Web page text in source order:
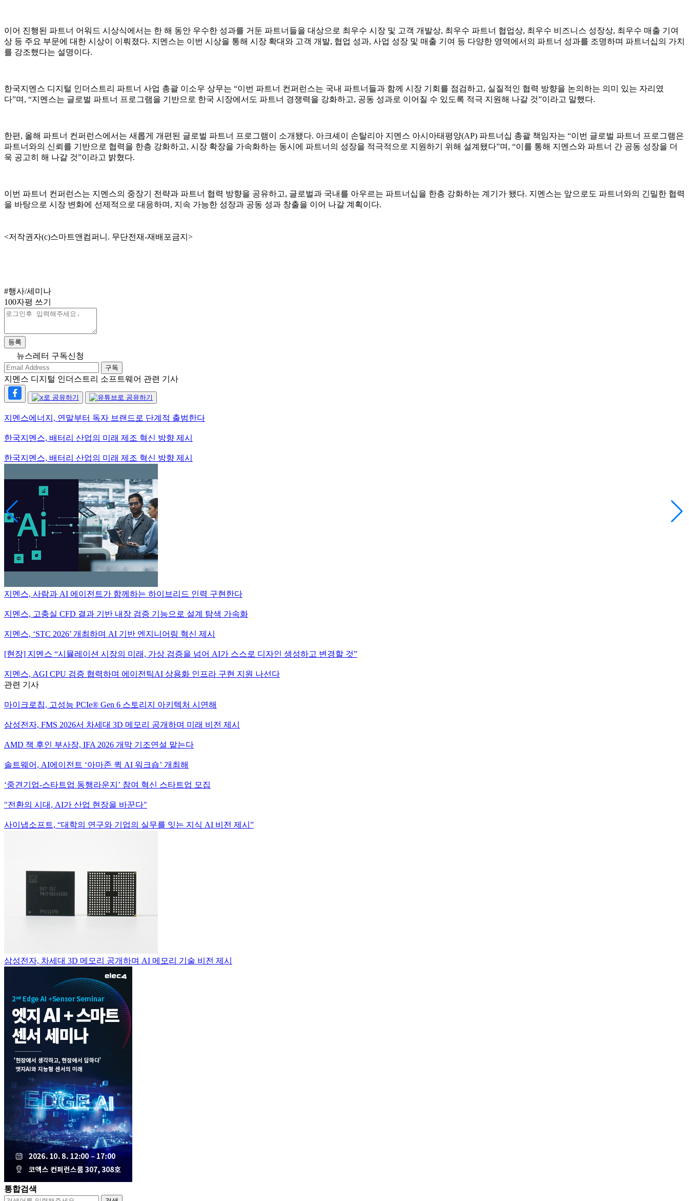
이어 진행된 파트너 어워드 시상식에서는 한 해 동안 우수한 성과를 거둔 파트너들을 대상으로 최우수 시장 및 고객 개발상, 최우수 파트너 협업상, 최우수 비즈니스 성장상, 최우수 매출 기여
상 등 주요 부문에 대한 시상이 이뤄졌다. 지멘스는 이번 시상을 통해 시장 확대와 고객 개발, 협업 성과, 사업 성장 및 매출 기여 등 다양한 영역에서의 파트너 성과를 조명하며 파트너십의 가치
를 강조했다는 설명이다.
한국지멘스 디지털 인더스트리 파트너 사업 총괄 이소우 상무는 “이번 파트너 컨퍼런스는 국내 파트너들과 함께 시장 기회를 점검하고, 실질적인 협력 방향을 논의하는 의미 있는 자리였
다”며, “지멘스는 글로벌 파트너 프로그램을 기반으로 한국 시장에서도 파트너 경쟁력을 강화하고, 공동 성과로 이어질 수 있도록 적극 지원해 나갈 것”이라고 말했다.
한편, 올해 파트너 컨퍼런스에서는 새롭게 개편된 글로벌 파트너 프로그램이 소개됐다. 아크셰이 손탈리아 지멘스 아시아태평양(AP) 파트너십 총괄 책임자는 “이번 글로벌 파트너 프로그램은
파트너와의 신뢰를 기반으로 협력을 한층 강화하고, 시장 확장을 가속화하는 동시에 파트너의 성장을 적극적으로 지원하기 위해 설계됐다”며, “이를 통해 지멘스와 파트너 간 공동 성장을 더
욱 공고히 해 나갈 것”이라고 밝혔다.
이번 파트너 컨퍼런스는 지멘스의 중장기 전략과 파트너 협력 방향을 공유하고, 글로벌과 국내를 아우르는 파트너십을 한층 강화하는 계기가 됐다. 지멘스는 앞으로도 파트너와의 긴밀한 협력
을 바탕으로 시장 변화에 선제적으로 대응하며, 지속 가능한 성장과 공동 성과 창출을 이어 나갈 계획이다.
<저작권자(c)스마트앤컴퍼니. 무단전재-재배포금지>
#행사/세미나
100자평 쓰기
등록
뉴스레터 구독신청
구독
지멘스 디지털 인더스트리 소프트웨어 관련 기사
지멘스에너지, 연말부터 독자 브랜드로 단계적 출범한다
한국지멘스, 배터리 산업의 미래 제조 혁신 방향 제시
한국지멘스, 배터리 산업의 미래 제조 혁신 방향 제시
지멘스, 사람과 AI 에이전트가 함께하는 하이브리드 인력 구현한다
지멘스, 고충실 CFD 결과 기반 내장 검증 기능으로 설계 탐색 가속화
지멘스, ‘STC 2026’ 개최하며 AI 기반 엔지니어링 혁신 제시
[현장] 지멘스 “시뮬레이션 시장의 미래, 가상 검증을 넘어 AI가 스스로 디자인 생성하고 변경할 것”
지멘스, AGI CPU 검증 협력하며 에이전틱AI 상용화 인프라 구현 지원 나선다
관련 기사
마이크로칩, 고성능 PCIe® Gen 6 스토리지 아키텍처 시연해
삼성전자, FMS 2026서 차세대 3D 메모리 공개하며 미래 비전 제시
AMD 잭 후인 부사장, IFA 2026 개막 기조연설 맡는다
솔트웨어, AI에이전트 ‘아마존 퀵 AI 워크숍’ 개최해
‘중견기업-스타트업 동행라운지’ 참여 혁신 스타트업 모집
"전환의 시대, AI가 산업 현장을 바꾼다"
사이냅소프트, “대학의 연구와 기업의 실무를 잇는 지식 AI 비전 제시”
삼성전자, 차세대 3D 메모리 공개하며 AI 메모리 기술 비전 제시
통합검색